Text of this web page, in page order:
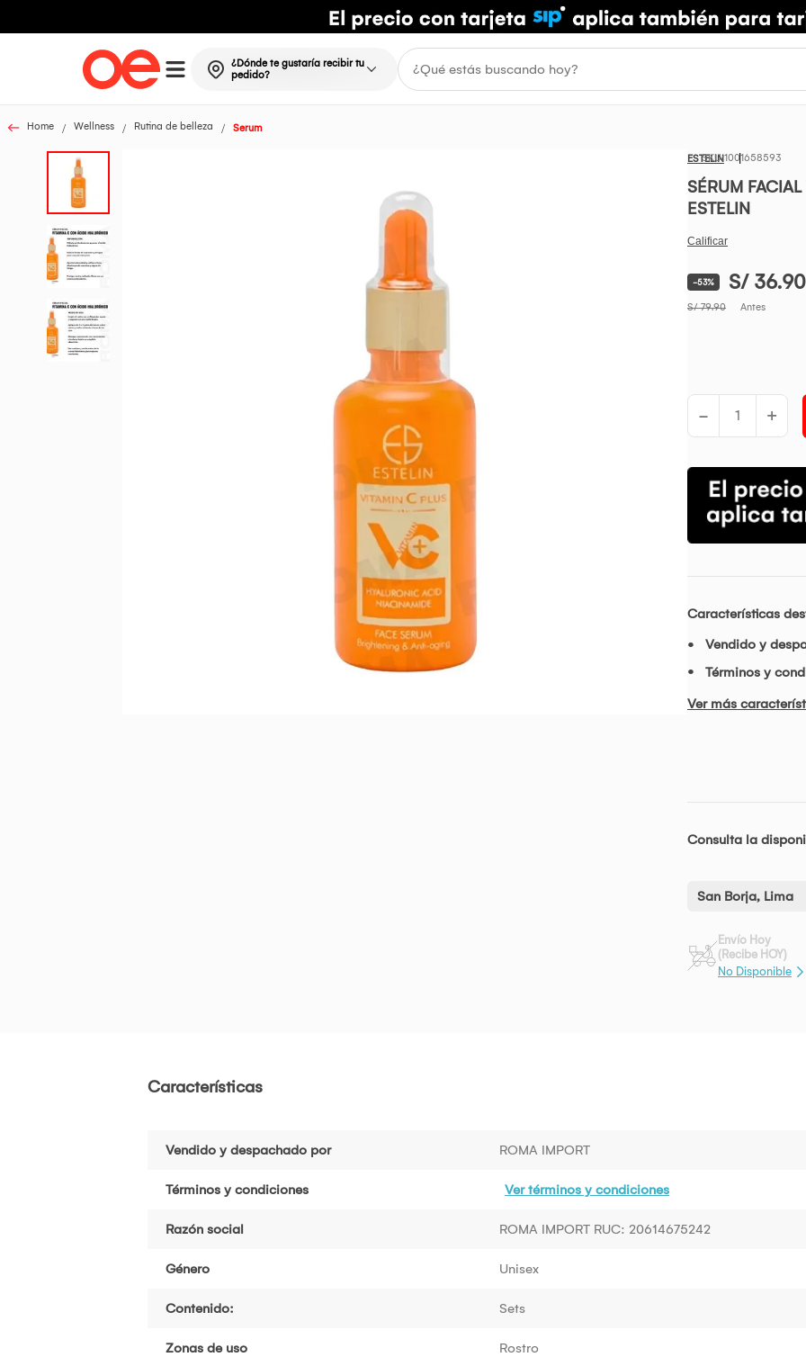
¿Dónde te gustaría recibir tu
pedido?
Home Wellness Rutina de belleza Serum
ESTELIN1001658593
SÉRUM
ESTELIN
-53% S/ 36.90
S/ 79.90 Antes
- +
Características
Vendido y
Términos y
Ver más
Consulta la
San Borja, Lima
Envío Hoy
(Recibe HOY)
No Disponible
Características
Vendido y despachado por ROMA IMPORT
Términos y condiciones Ver términos y condiciones
Razón social ROMA IMPORT RUC: 20614675242
Género Unisex
Contenido: Sets
Zonas de uso Rostro